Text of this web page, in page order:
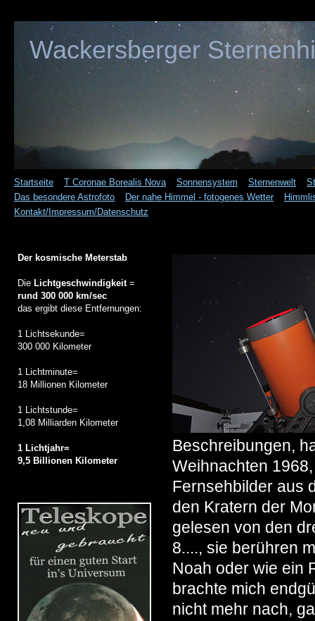
Wackersberger
Startseite T Coronae Borealis Nova Sonnensystem Sternenwelt
Das besondere Astrofoto
Der nahe Himmel - fotogenes Wetter
Kontakt/Impressum/Datenschutz
Beschreibungen,
Weihnachten
Fernsehbilder aus
den Kratern der
gelesen von den
8...., sie berühren
Noah oder wie ein
brachte mich
nicht mehr nach,
Der kosmische Meterstab
Die Lichtgeschwindigkeit=
rund 300 000 km/sec
das ergibt diese Entfernungen:
1 Lichtsekunde=
300 000 Kilometer
1 Lichtminute=
18 Millionen Kilometer
1 Lichtstunde=
1,08 Milliarden Kilometer
1 Lichtjahr=
9,5 Billionen Kilometer